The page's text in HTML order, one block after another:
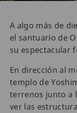
A algo más de
el santuario de
su espectacular
En dirección al
templo de
terrenos junto a
ver las